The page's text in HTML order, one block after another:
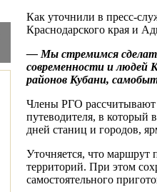
Как уточнили в пресс-
Краснодарского края и
— Мы стремимся
современности и людей
районов Кубани,
Члены РГО рассчитывают
путеводителя, в который
дней станиц и городов,
Уточняется, что маршрут
территорий. При этом
самостоятельного